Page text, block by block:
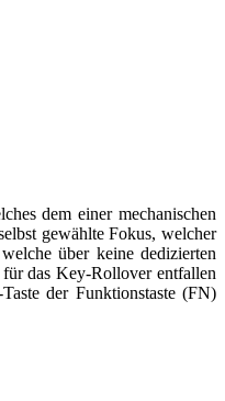
dem einer mechanischen
gewählte Fokus, welcher
über keine dedizierten
das Key-Rollover entfallen
der Funktionstaste (FN)